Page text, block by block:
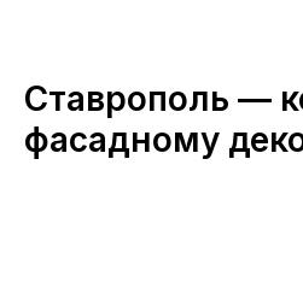
Ставрополь —
фасадному